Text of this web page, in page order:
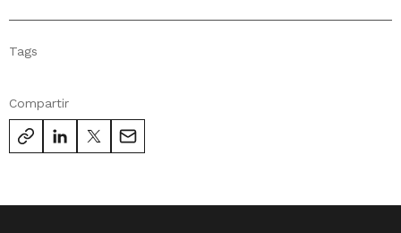
Compartir
Tags